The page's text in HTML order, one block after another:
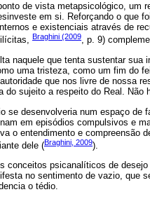
de vista metapsicológico, um
em si. Reforçando o que
e existenciais através de
Braghini (2009, p. 9)
naquele que tenta sustentar sua
uma tristeza, como um fim do
que nos livre de nossa
do sujeito a respeito do Real.
se desenvolveria num espaço
em episódios compulsivos e
o entendimento e compreensão
dele (Braghini, 2009).
conceitos psicanalíticos de
no sentimento de vazio, que
o tédio.